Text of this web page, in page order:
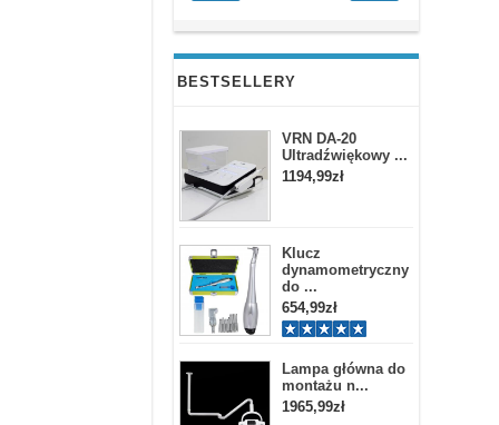
BESTSELLERY
VRN DA-20
Ultradźwiękowy ...
1194,99zł
Klucz
dynamometryczny
do ...
654,99zł
Lampa główna do
montażu n...
1965,99zł